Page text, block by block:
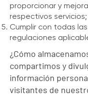
proporcionar y
respectivos servicios;
Cumplir con todas
regulaciones
¿Cómo
compartimos y
información
visitantes de